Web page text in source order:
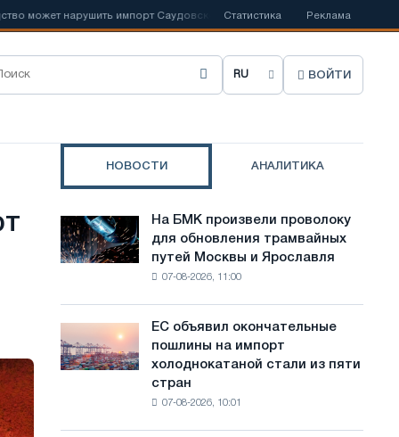
нарушить импорт Саудовской стали 📰Испанский Acerinox
Статистика Реклама
В
б
т
ь
з
ы
ВОЙТИ
НОВОСТИ АНАЛИТИКА
На
БМК
произвели
трамвайных
путей
На БМК произвели проволоку
для обновления трамвайных
путей Москвы и Ярославля
07-08-2026, 11:00
объявил
окончательные
ЕС объявил окончательные
пошлины на импорт
холоднокатаной стали из пяти
стран
07-08-2026, 10:01